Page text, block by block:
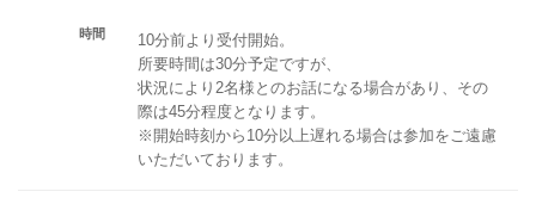
時間
10分前より受付開始。
所要時間は30分予定ですが、
状況により2名様とのお話になる場合があり、その
際は45分程度となります。
※開始時刻から10分以上遅れる場合は参加をご遠慮
いただいております。